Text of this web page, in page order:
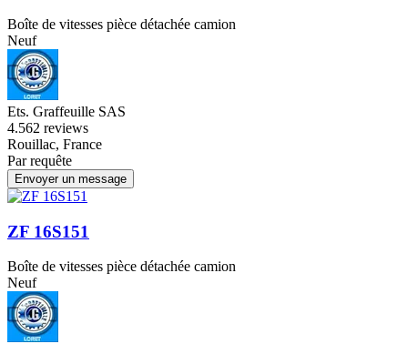
Boîte de vitesses pièce détachée camion
Neuf
Ets. Graffeuille SAS
4.562 reviews
Rouillac, France
Par requête
Envoyer un message
ZF 16S151
Boîte de vitesses pièce détachée camion
Neuf